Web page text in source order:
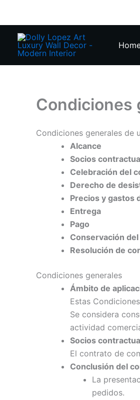
springen
Condiciones
Condiciones generales de
Alcance
Socios
Celebración del
Derecho de
Precios y gastos
Entrega
Pago
Conservación
Resolución de
Condiciones generales
Ámbito de
Estas
Se considera
actividad
Socios
El contrato de
Conclusión del
La
pedidos.